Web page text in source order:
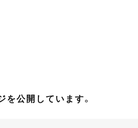
公開しています。